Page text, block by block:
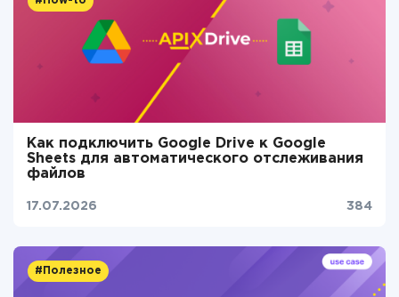
Как подключить Google Drive к Google
Sheets для автоматического отслеживания
файлов
17.07.2026 384
#Полезное